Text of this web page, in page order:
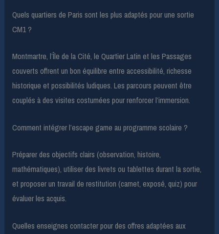
Quels quartiers de Paris sont les plus adaptés pour une sortie
CM1 ?
Montmartre, l’Île de la Cité, le Quartier Latin et les Passages
couverts offrent un bon équilibre entre accessibilité, richesse
historique et possibilités ludiques. Les parcours peuvent être
couplés à des visites costumées pour renforcer l’immersion.
Comment intégrer l’escape game au programme scolaire ?
Préparer des objectifs clairs (observation, histoire,
mathématiques), utiliser des livrets ou tablettes durant la sortie,
et proposer un travail de restitution (carnet, exposé, quiz) pour
évaluer les acquis.
Quelles enseignes contacter pour des offres adaptées aux